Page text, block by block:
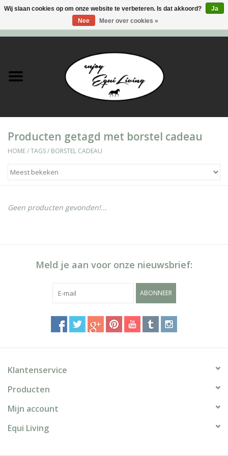
Stal en meer
Ruiter
Producten getagd met borstel cadeau
HOME/TAGS/ BORSTEL CADEAU
Geen producten gevonden!...
Meld je aan voor onze nieuwsbrief:
ABONNEER
Klantenservice
Producten
Mijn account
Equi Living
Wij slaan cookies op om onze website te verbeteren. Is dat akkoord?
Ja
Nee
Meer over cookies »